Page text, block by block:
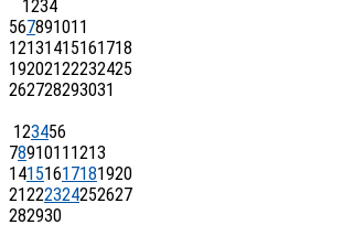
1234
567891011
12131415161718
19202122232425
262728293031
123456
7891011 1213
14151617181920
21222324252627
282930